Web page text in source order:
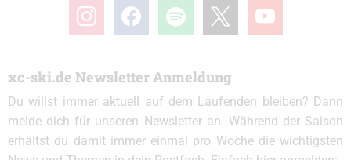
instagramfacebook spotify youtube
xc-ski.de Newsletter Anmeldung
Du willst immer aktuell auf dem Laufenden bleiben? Dann
melde dich für unseren Newsletter an. Während der Saison
erhältst du damit immer einmal pro Woche die wichtigsten